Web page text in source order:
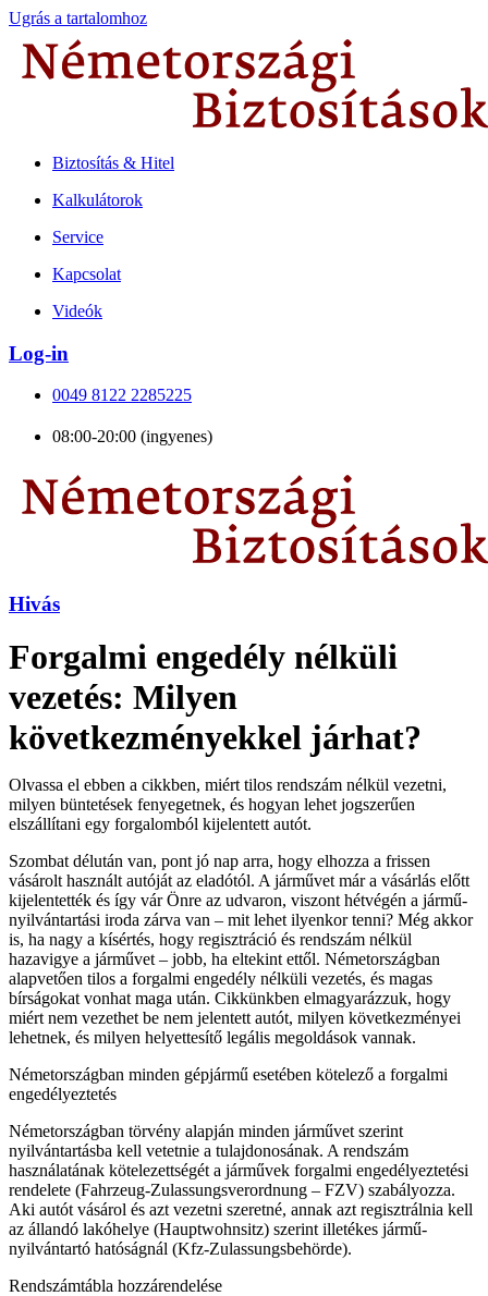
Ugrás a tartalomhoz
Biztosítás & Hitel
Kalkulátorok
Service
Kapcsolat
Videók
Log-in
0049 8122 2285225
08:00-20:00 (ingyenes)
Hivás
Forgalmi engedély nélküli
vezetés: Milyen
következményekkel járhat?
Olvassa el ebben a cikkben, miért tilos rendszám nélkül vezetni,
milyen büntetések fenyegetnek, és hogyan lehet jogszerűen
elszállítani egy forgalomból kijelentett autót.
Szombat délután van, pont jó nap arra, hogy elhozza a frissen
vásárolt használt autóját az eladótól. A járművet már a vásárlás előtt
kijelentették és így vár Önre az udvaron, viszont hétvégén a jármű-
nyilvántartási iroda zárva van – mit lehet ilyenkor tenni? Még akkor
is, ha nagy a kísértés, hogy regisztráció és rendszám nélkül
hazavigye a járművet – jobb, ha eltekint ettől. Németországban
alapvetően tilos a forgalmi engedély nélküli vezetés, és magas
bírságokat vonhat maga után. Cikkünkben elmagyarázzuk, hogy
miért nem vezethet be nem jelentett autót, milyen következményei
lehetnek, és milyen helyettesítő legális megoldások vannak.
Németországban minden gépjármű esetében kötelező a forgalmi
engedélyeztetés
Németországban törvény alapján minden járművet szerint
nyilvántartásba kell vetetnie a tulajdonosának. A rendszám
használatának kötelezettségét a járművek forgalmi engedélyeztetési
rendelete (Fahrzeug-Zulassungsverordnung – FZV) szabályozza.
Aki autót vásárol és azt vezetni szeretné, annak azt regisztrálnia kell
az állandó lakóhelye (Hauptwohnsitz) szerint illetékes jármű-
nyilvántartó hatóságnál (Kfz-Zulassungsbehörde).
Rendszámtábla hozzárendelése